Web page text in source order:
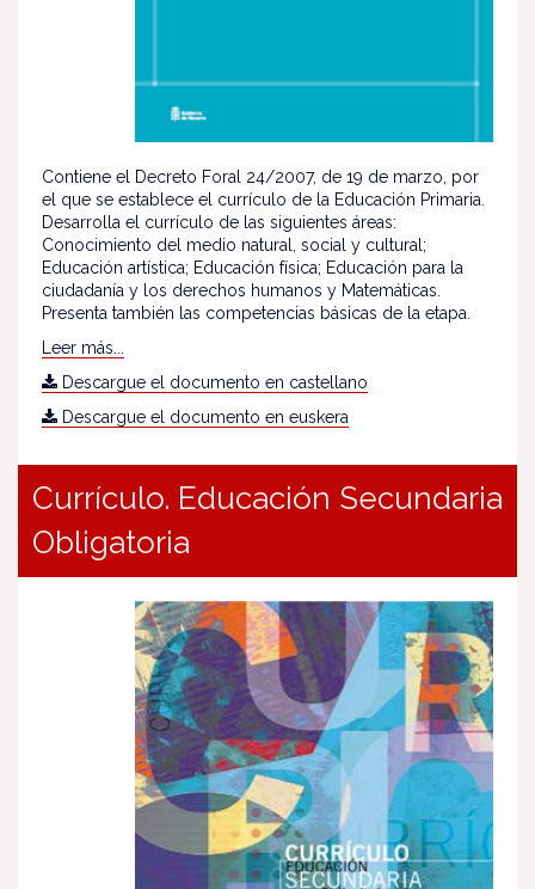
Contiene el Decreto Foral 24/2007, de 19 de marzo, por
el que se establece el currículo de la Educación Primaria.
Desarrolla el currículo de las siguientes áreas:
Conocimiento del medio natural, social y cultural;
Educación artística; Educación física; Educación para la
ciudadanía y los derechos humanos y Matemáticas.
Presenta también las competencias básicas de la etapa.
Leer más...
Descargue el documento en castellano
Descargue el documento en euskera
Currículo. Educación Secundaria
Obligatoria